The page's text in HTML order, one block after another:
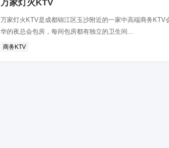
万家灯火KTV
万家灯火KTV是成都锦江区玉沙附近的一家中高端商务
华的夜总会包房，每间包房都有独立的卫生间...
商务KTV